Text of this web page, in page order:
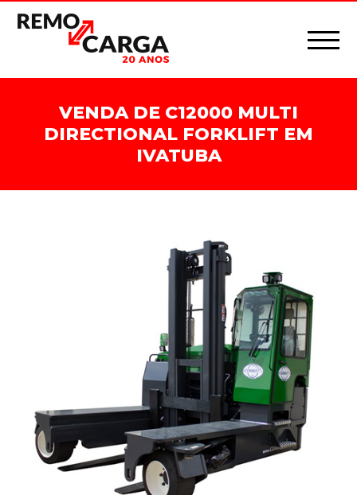
VENDA DE C12000 MULTI
DIRECTIONAL FORKLIFT EM
IVATUBA